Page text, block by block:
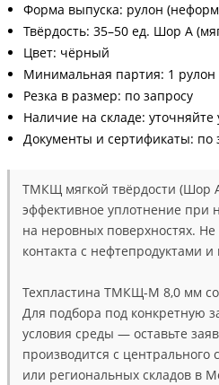
Форма выпуска: рулон
Твёрдость: 35–50 ед. Шор А
Цвет: чёрный
Минимальная партия: 1 рулон
Резка в размер: по запросу
Наличие на складе:
Документы и сертификаты: по
ТМКЩ мягкой твёрдости (Шор
эффективное уплотнение при
на неровных поверхностях.
контакта с нефтепродуктами
Техпластина ТМКЩ-М 8,0 мм
Для подбора под конкретную
условия среды — оставьте
производится с центрального
или региональных складов в